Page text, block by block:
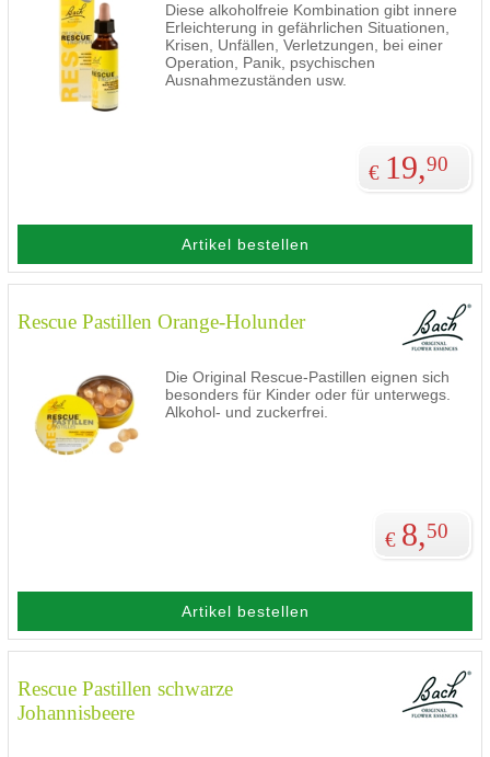
Diese alkoholfreie Kombination gibt innere
Erleichterung in gefährlichen Situationen,
Krisen, Unfällen, Verletzungen, bei einer
Operation, Panik, psychischen
Ausnahmezuständen usw.
€ 19,90
Artikel bestellen
Rescue Pastillen Orange-Holunder
Die Original Rescue-Pastillen eignen sich
besonders für Kinder oder für unterwegs.
Alkohol- und zuckerfrei.
€ 8,50
Artikel bestellen
Rescue Pastillen schwarze
Johannisbeere